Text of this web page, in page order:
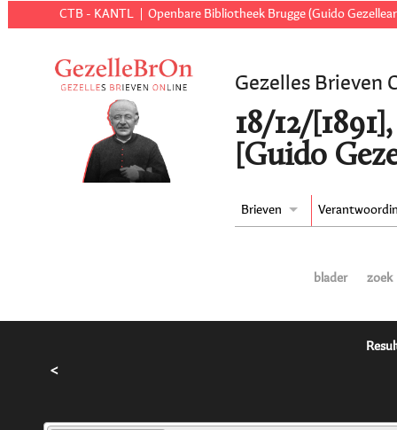
CTB - KANTL Openbare Bibliotheek Brugge (Guido
Gezelles Brieven
18/12/
[Guido
Brieven
blader zoek
<